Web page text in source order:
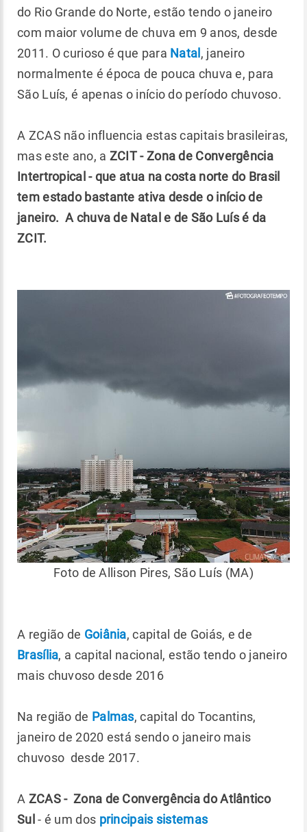
do Rio Grande do Norte, estão tendo o janeiro
com maior volume de chuva em 9 anos, desde
2011. O curioso é que para Natal , janeiro
normalmente é época de pouca chuva e, para
São Luís, é apenas o início do período chuvoso.
A ZCAS não influencia estas capitais brasileiras,
mas este ano, a ZCIT - Zona de Convergência
Intertropical - que atua na costa norte do Brasil
tem estado bastante ativa desde o início de
janeiro. A chuva de Natal e de São Luís é da
ZCIT.
Foto de Allison Pires, São Luís (MA)
A região de Goiânia, capital de Goiás, e de
Brasília, a capital nacional, estão tendo o janeiro
mais chuvoso desde 2016
Na região de Palmas, capital do Tocantins,
janeiro de 2020 está sendo o janeiro mais
chuvoso desde 2017.
A ZCAS - Zona de Convergência do Atlântico
Sul - é um dos principais sistemas